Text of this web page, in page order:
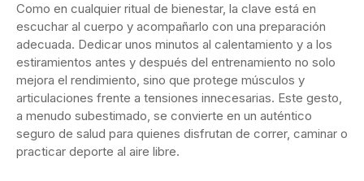
Como en cualquier ritual de bienestar, la clave está en
escuchar al cuerpo y acompañarlo con una preparación
adecuada. Dedicar unos minutos al calentamiento y a los
estiramientos antes y después del entrenamiento no solo
mejora el rendimiento, sino que protege músculos y
articulaciones frente a tensiones innecesarias. Este gesto,
a menudo subestimado, se convierte en un auténtico
seguro de salud para quienes disfrutan de correr, caminar o
practicar deporte al aire libre.